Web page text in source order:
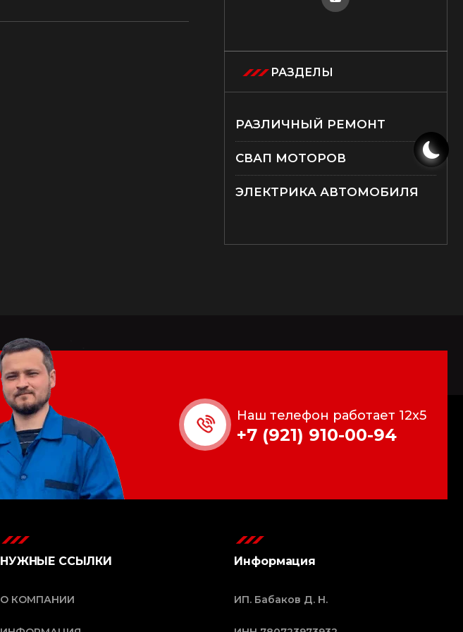
РАЗДЕЛЫ
РАЗЛИЧНЫЙ РЕМОНТ
СВАП МОТОРОВ
ЭЛЕКТРИКА АВТОМОБИЛЯ
Наш телефон работает 12x5
+7 (921) 910-00-94
НУЖНЫЕ ССЫЛКИ
О КОМПАНИИ
Информация
ИП. Бабаков Д. Н.